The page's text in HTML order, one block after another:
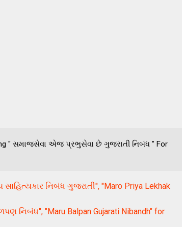
" સમાજસેવા એજ પ્રભુસેવા છે ગુજરાતી નિબંધ " For
સાહિત્યકાર નિબંધ ગુજરાતી", "Maro Priya Lekhak
નિબંધ", "Maru Balpan Gujarati Nibandh" for